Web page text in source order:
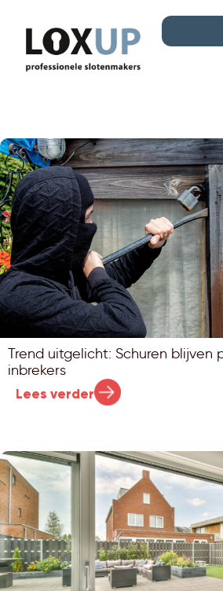
Trend uitgelicht: Schuren blijven
inbrekers
Lees verder